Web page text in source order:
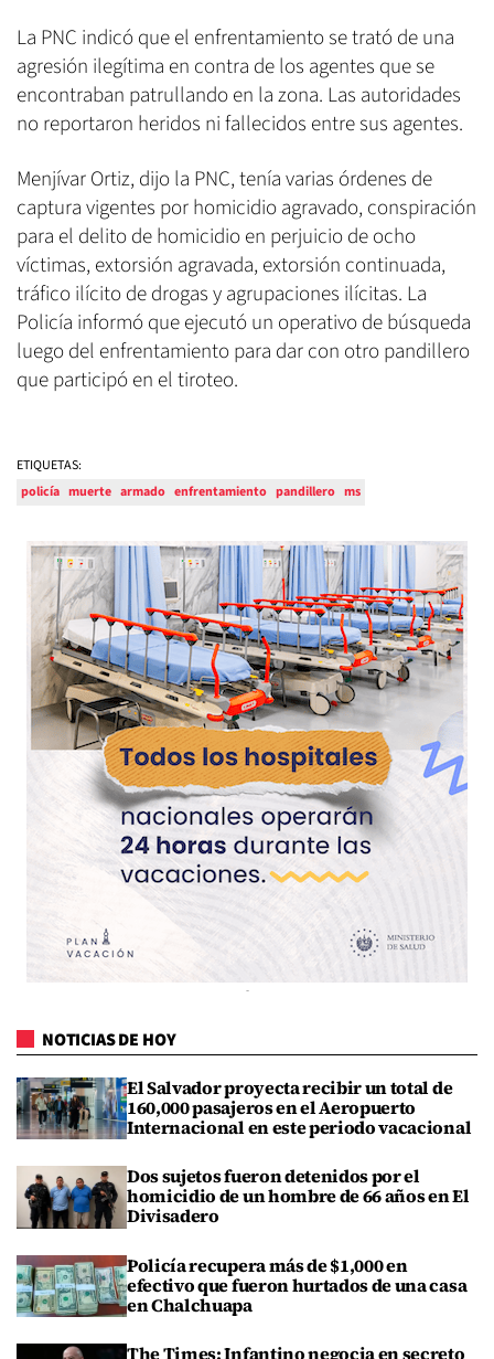
La PNC indicó que el enfrentamiento se trató de una
agresión ilegítima en contra de los agentes que se
encontraban patrullando en la zona. Las autoridades
no reportaron heridos ni fallecidos entre sus agentes.
Menjívar Ortiz, dijo la PNC, tenía varias órdenes de
captura vigentes por homicidio agravado, conspiración
para el delito de homicidio en perjuicio de ocho
víctimas, extorsión agravada, extorsión continuada,
tráfico ilícito de drogas y agrupaciones ilícitas. La
Policía informó que ejecutó un operativo de búsqueda
luego del enfrentamiento para dar con otro pandillero
que participó en el tiroteo.
ETIQUETAS:
policía muerte armado enfrentamiento pandillero ms
NOTICIAS DE HOY
El Salvador proyecta recibir un total de
160,000 pasajeros en el Aeropuerto
Internacional en este periodo vacacional
Dos sujetos fueron detenidos por el
homicidio de un hombre de 66 años en El
Divisadero
Policía recupera más de $1,000 en
efectivo que fueron hurtados de una casa
en Chalchuapa
The Times: Infantino negocia en secreto